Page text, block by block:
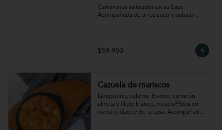
Camarones salteados en su base.
Acompañada de arroz coco y patacón.
$59.900
Cazuela de mariscos
Langostino, calamar blanco, camarón,
almeja y filete blanco, mezclados con
nuestro bizque de la casa. Acompañada